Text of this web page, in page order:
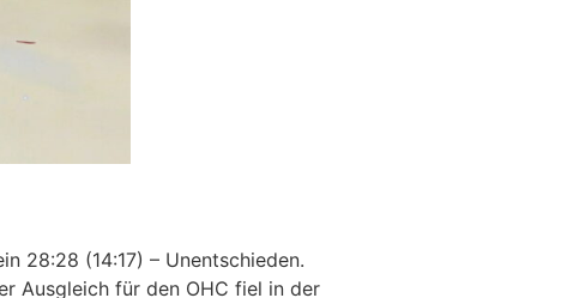
28:28 (14:17) – Unentschieden.
Ausgleich für den OHC fiel in der